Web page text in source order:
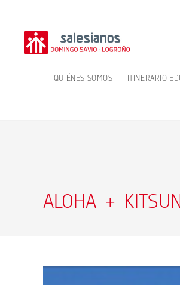
contenido
QUIÉNES SOMOS ITINERARIO
ALOHA +